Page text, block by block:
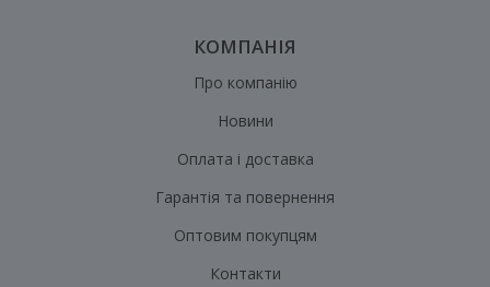
КОМПАНІЯ
Про компанію
Новини
Оплата і доставка
Гарантія та повернення
Оптовим покупцям
Контакти